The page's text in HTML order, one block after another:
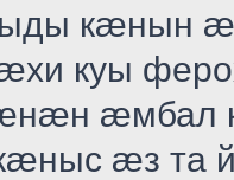
кæнын
куы
æмбал
æз та